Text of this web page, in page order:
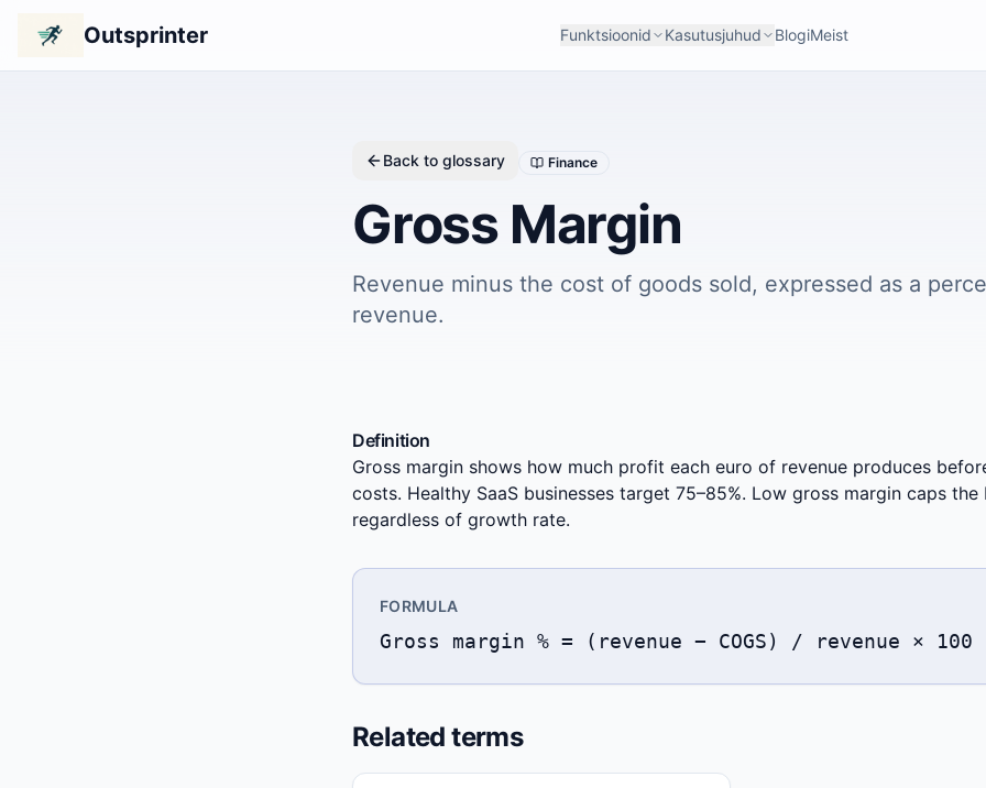
Outsprinter Funktsioonid Kasutusjuhud BlogiMeist
Back to glossary Finance
Gross Margin
Revenue minus the cost of goods sold, expressed as a
revenue.
Definition
Gross margin shows how much profit each euro of revenue produces
costs. Healthy SaaS businesses target 75–85%. Low gross margin caps the
regardless of growth rate.
FORMULA
Gross margin % = (revenue − COGS) / revenue × 100
Related terms